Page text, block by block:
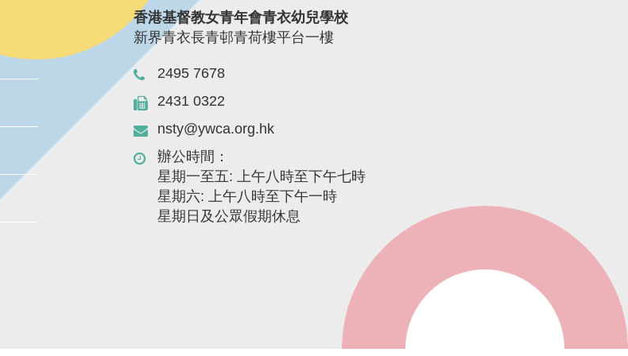
香港基督教女青年會青衣幼兒學校
新界青衣長青邨青荷樓平台一樓
2495 7678
2431 0322
nsty@ywca.org.hk
辦公時間：
星期一至五: 上午八時至下午七時
星期六: 上午八時至下午一時
星期日及公眾假期休息